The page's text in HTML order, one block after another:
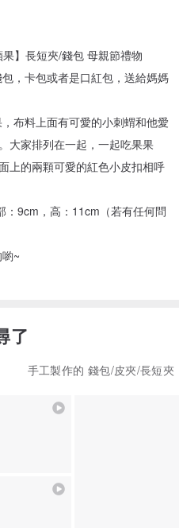
】長短夾/錢包 母親節禮物
，卡包或者是口紅包，送給媽媽
布料上面有可愛的小刺蝟和他愛
大家排列在一起，一起吃果果
上的兩顆可愛的紅色小皮扣相呼
9cm，高：11cm（若有任何問
~
了
手工製作的 錢包/皮夾/長短夾